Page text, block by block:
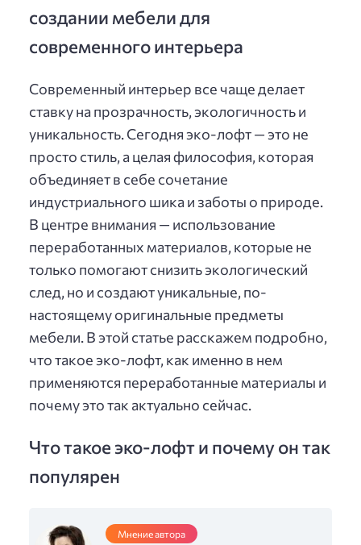
создании мебели для
современного интерьера
Современный интерьер все чаще делает
ставку на прозрачность, экологичность и
уникальность. Сегодня эко-лофт — это не
просто стиль, а целая философия, которая
объединяет в себе сочетание
индустриального шика и заботы о природе.
В центре внимания — использование
переработанных материалов, которые не
только помогают снизить экологический
след, но и создают уникальные, по-
настоящему оригинальные предметы
мебели. В этой статье расскажем подробно,
что такое эко-лофт, как именно в нем
применяются переработанные материалы и
почему это так актуально сейчас.
Что такое эко-лофт и почему он так
популярен
Мнение автора